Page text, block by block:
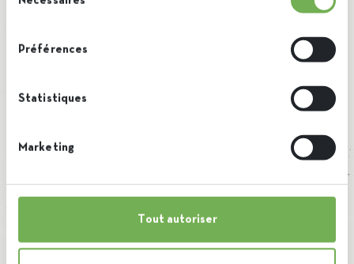
du
Préférences
Statistiques
Marketing
Tout autoriser
entreprise spécialisée dans les décorations
colorées de nombreux desserts et autres
douceurs. Fondée en […]
Biscuit & gaufre Boissons Boulangerie pâtisserie
Confiserie